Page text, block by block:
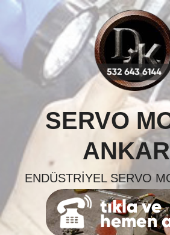
Skip
content
SERVO
ENDÜSTRIYEL SERVO